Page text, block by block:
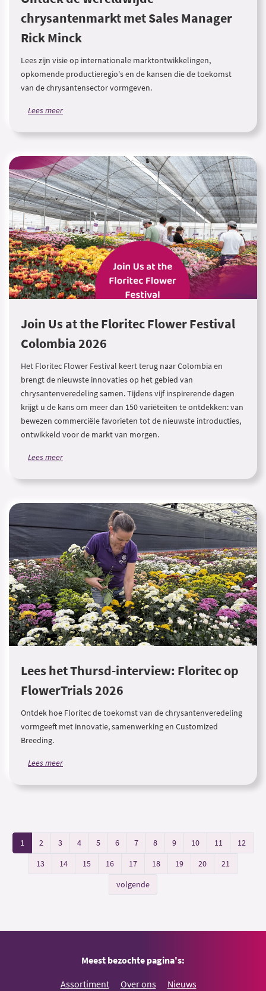
chrysantenmarkt met Sales Manager
Rick Minck
Lees zijn visie op internationale marktontwikkelingen,
opkomende productieregio's en de kansen die de toekomst
van de chrysantensector vormgeven.
Lees meer
Join Us at the Floritec Flower Festival
Colombia 2026
Het Floritec Flower Festival keert terug naar Colombia en
brengt de nieuwste innovaties op het gebied van
chrysantenveredeling samen. Tijdens vijf inspirerende dagen
krijgt u de kans om meer dan 150 variëteiten te ontdekken: van
bewezen commerciële favorieten tot de nieuwste introducties,
ontwikkeld voor de markt van morgen.
Lees meer
Lees het Thursd-interview: Floritec op
FlowerTrials 2026
Ontdek hoe Floritec de toekomst van de chrysantenveredeling
vormgeeft met innovatie, samenwerking en Customized
Breeding.
Lees meer
1 2 3 4 5 6 7 8 9 10 11
12
13
14 15 16 17 18 19 20
21
volgende
Meest bezochte pagina's:
Assortiment Over ons
Nieuws